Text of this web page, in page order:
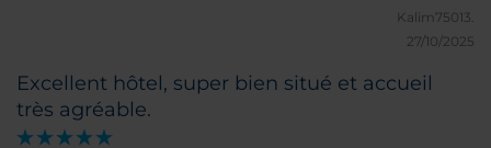
Kalim75013.
27/10/2025
Excellent hôtel, super bien situé et accueil
très agréable.